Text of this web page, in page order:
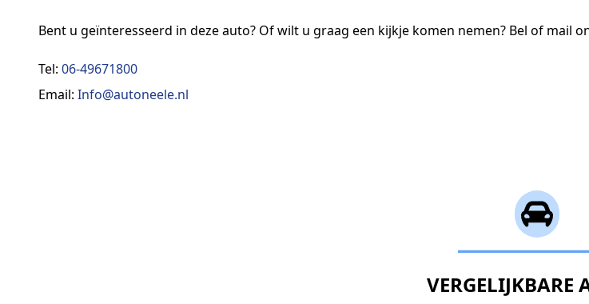
Bent u geïnteresseerd in deze auto? Of wilt u graag een kijkje komen nemen? Bel of mail
Tel: 06-49671800
Email: Info@autoneele.nl
VERGELIJKBARE